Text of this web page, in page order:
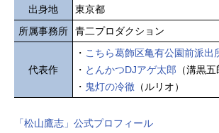
出身地
東京都
所属事務所
青二プロダクション
代表作
・ こちら葛飾区亀有公園前派出
・ とんかつDJアゲ太郎 （溝黒五
・ 鬼灯の冷徹 （ルリオ）
「松山鷹志」公式プロフィール